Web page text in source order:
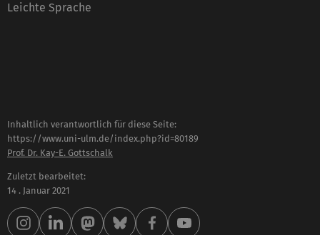
Leichte Sprache
Inhaltlich verantwortlich für diese Seite:
https://www.uni-ulm.de/index.php?id=80189
Prof. Dr. Kay-E. Gottschalk
Zuletzt bearbeitet:
14 . Januar 2021